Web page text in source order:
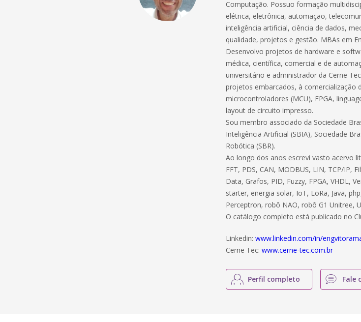
Computação. Possuo formação
elétrica, eletrônica, automação,
inteligência artificial, ciência de dados,
qualidade, projetos e gestão. MBAs em
Desenvolvo projetos de hardware e
médica, científica, comercial e de
universitário e administrador da Cerne
projetos embarcados, à comercialização
microcontroladores (MCU), FPGA,
layout de circuito impresso.
Sou membro associado da Sociedade
Inteligência Artificial (SBIA), Sociedade
Robótica (SBR).
Ao longo dos anos escrevi vasto acervo
FFT, PDS, CAN, MODBUS, LIN, TCP/IP,
Data, Grafos, PID, Fuzzy, FPGA, VHDL,
starter, energia solar, IoT, LoRa, Java,
Perceptron, robô NAO, robô G1 Unitree,
O catálogo completo está publicado no
Linkedin:www.linkedin.com/in/
Cerne Tec:www.cerne-tec.com.br
Perfil completo Fale